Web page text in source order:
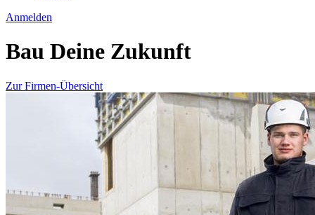
Anmelden
Bau Deine Zukunft
Zur Firmen-Übersicht